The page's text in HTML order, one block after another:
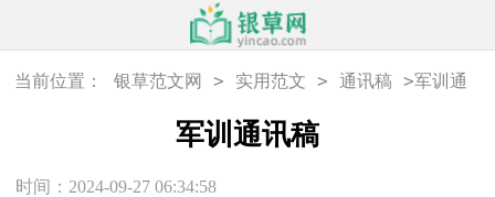
当前位置： 银草范文网 > 实用范文 > 通讯稿 >军训通
军训通讯稿
时间：2024-09-27 06:34:58